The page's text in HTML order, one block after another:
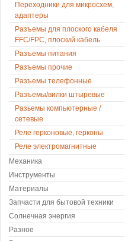
Переходники для микросхем,
адаптеры
Разъемы для плоского кабеля
FFC/FPC, плоский кабель
Разъемы питания
Разъемы прочие
Разъемы телефонные
Разъемы/вилки штыревые
Разьемы компьютерные /
сетевые
Реле герконовые, герконы
Реле электромагнитные
Механика
Инструменты
Материалы
Запчасти для бытовой техники
Солнечная энергия
Разное